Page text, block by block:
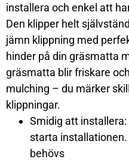
installera och enkel att
Den klipper helt
jämn klippning med
hinder på din gräsmatta
gräsmatta blir friskare
mulching – du märker
klippningar.
Smidig att
starta
behövs